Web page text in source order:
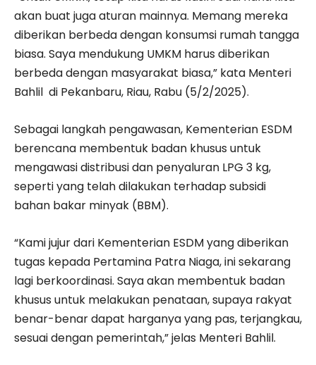
akan buat juga aturan mainnya. Memang mereka
diberikan berbeda dengan konsumsi rumah tangga
biasa. Saya mendukung UMKM harus diberikan
berbeda dengan masyarakat biasa,” kata Menteri
Bahlil di Pekanbaru, Riau, Rabu (5/2/2025).
Sebagai langkah pengawasan, Kementerian ESDM
berencana membentuk badan khusus untuk
mengawasi distribusi dan penyaluran LPG 3 kg,
seperti yang telah dilakukan terhadap subsidi
bahan bakar minyak (BBM).
“Kami jujur dari Kementerian ESDM yang diberikan
tugas kepada Pertamina Patra Niaga, ini sekarang
lagi berkoordinasi. Saya akan membentuk badan
khusus untuk melakukan penataan, supaya rakyat
benar-benar dapat harganya yang pas, terjangkau,
sesuai dengan pemerintah,” jelas Menteri Bahlil.